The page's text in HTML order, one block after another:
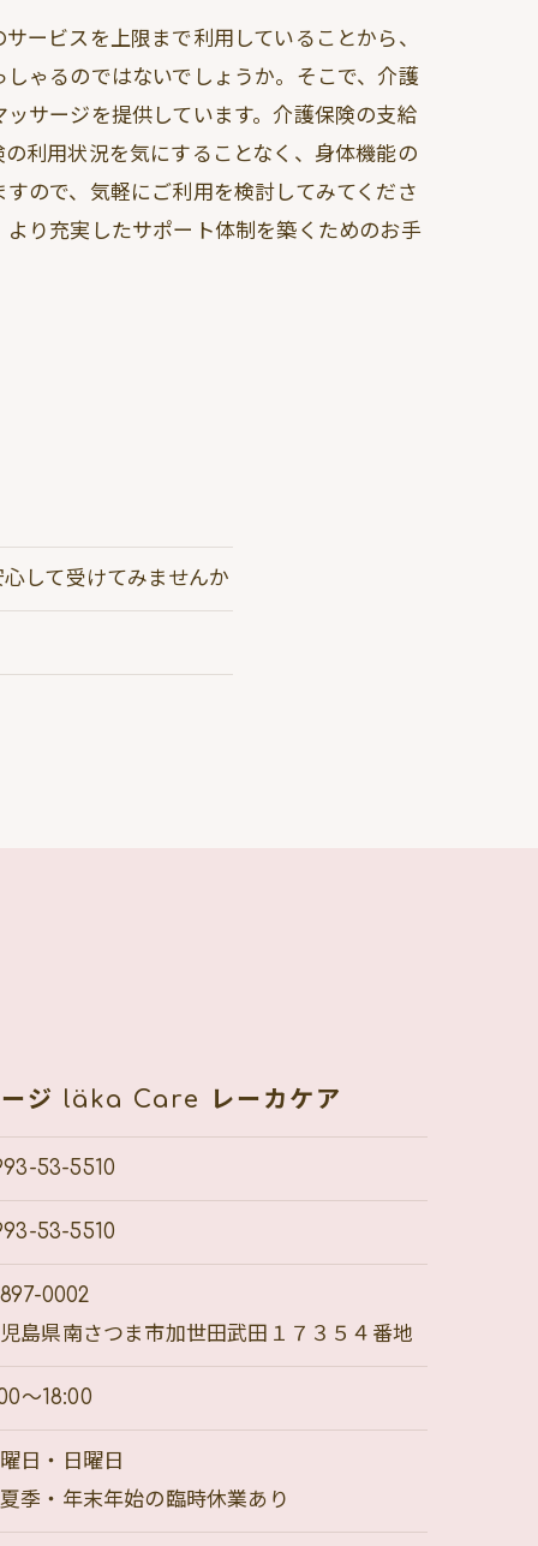
ービスを上限まで利用していることから、
ゃるのではないでしょうか。そこで、介護
サージを提供しています。介護保険の支給
利用状況を気にすることなく、身体機能の
ので、気軽にご利用を検討してみてくださ
り充実したサポート体制を築くためのお手
して受けてみませんか
ージ läka Care レーカケア
53-5510
53-5510
0002
島県南さつま市加世田武田１７３５４番地
～18:00
日・日曜日
季・年末年始の臨時休業あり